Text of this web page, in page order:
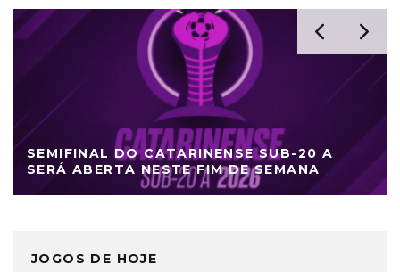
SEMIFINAL DO CATARINENSE SUB-20 A
SERÁ ABERTA NESTE FIM DE SEMANA
JOGOS DE HOJE